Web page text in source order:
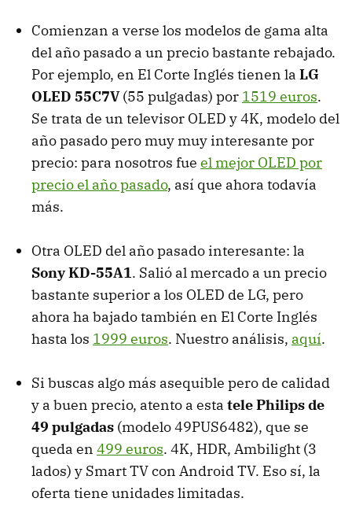
Comienzan a verse los modelos de gama alta
del año pasado a un precio bastante rebajado.
Por ejemplo, en El Corte Inglés tienen la LG
OLED 55C7V(55 pulgadas) por 1519 euros.
Se trata de un televisor OLED y 4K, modelo del
año pasado pero muy muy interesante por
precio: para nosotros fue el mejor OLED por
precio el año pasado, así que ahora todavía
más.
Otra OLED del año pasado interesante: la
Sony KD-55A1. Salió al mercado a un precio
bastante superior a los OLED de LG, pero
ahora ha bajado también en El Corte Inglés
hasta los 1999 euros. Nuestro análisis, aquí.
Si buscas algo más asequible pero de calidad
y a buen precio, atento a esta tele Philips de
49 pulgadas (modelo 49PUS6482), que se
queda en 499 euros. 4K, HDR, Ambilight (3
lados) y Smart TV con Android TV. Eso sí, la
oferta tiene unidades limitadas.